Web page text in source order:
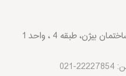
بیژن، طبقه 4 ، واحد 1
021